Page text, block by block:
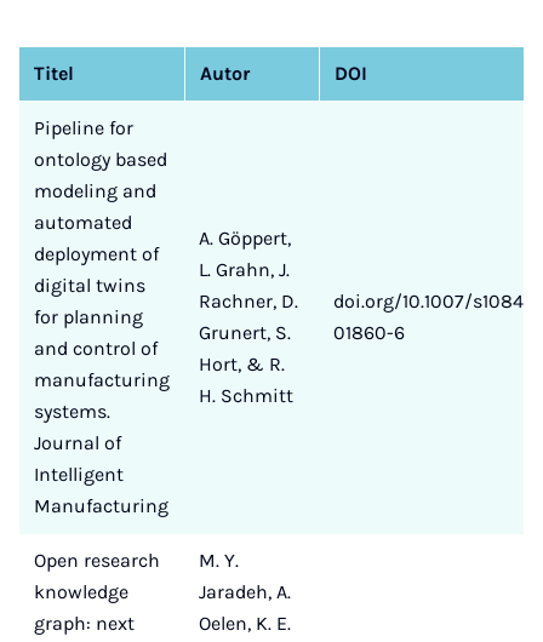
Titel Autor DOI
Pipeline for
ontology based
modeling and
automated
deployment of
digital twins
for planning
and control of
manufacturing
systems.
Journal of
Intelligent
Manufacturing
A. Göppert,
L. Grahn, J.
Rachner, D.
Grunert, S.
Hort, & R.
H. Schmitt
doi.org/10.1007/
01860-6
Open research
knowledge
graph: next
M. Y.
Jaradeh, A.
Oelen, K. E.